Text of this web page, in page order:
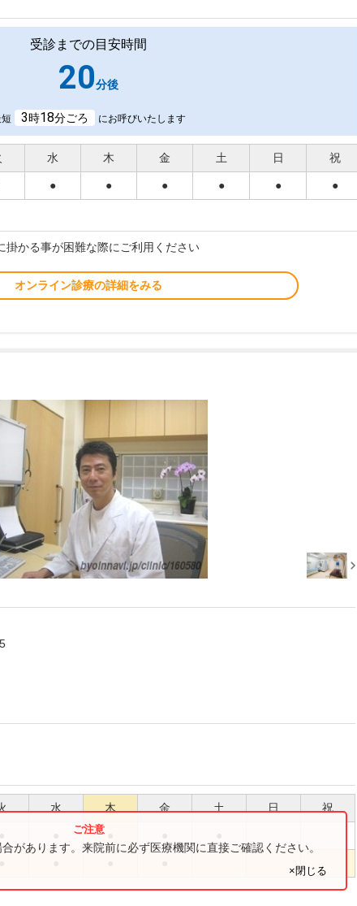
受診までの目安時間
20分後
3時18分ごろ にお呼びいたします
水 木 金 土 日 祝
● ● ● ● ● ●
かる事が困難な際にご利用ください
オンライン診療の詳細をみる
水 木 金 土 日 祝
があります。来院前に必ず医療機関に直接ご確認ください。
×閉じる